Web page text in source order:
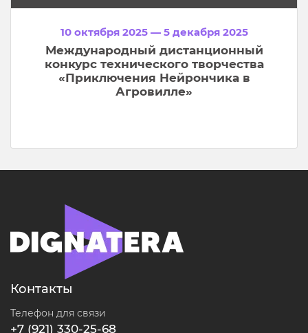
10 октября 2025 — 5 декабря 2025
Международный дистанционный
конкурс технического творчества
«Приключения Нейрончика в
Агровилле»
Контакты
Телефон для связи
+7 (921) 330-25-68